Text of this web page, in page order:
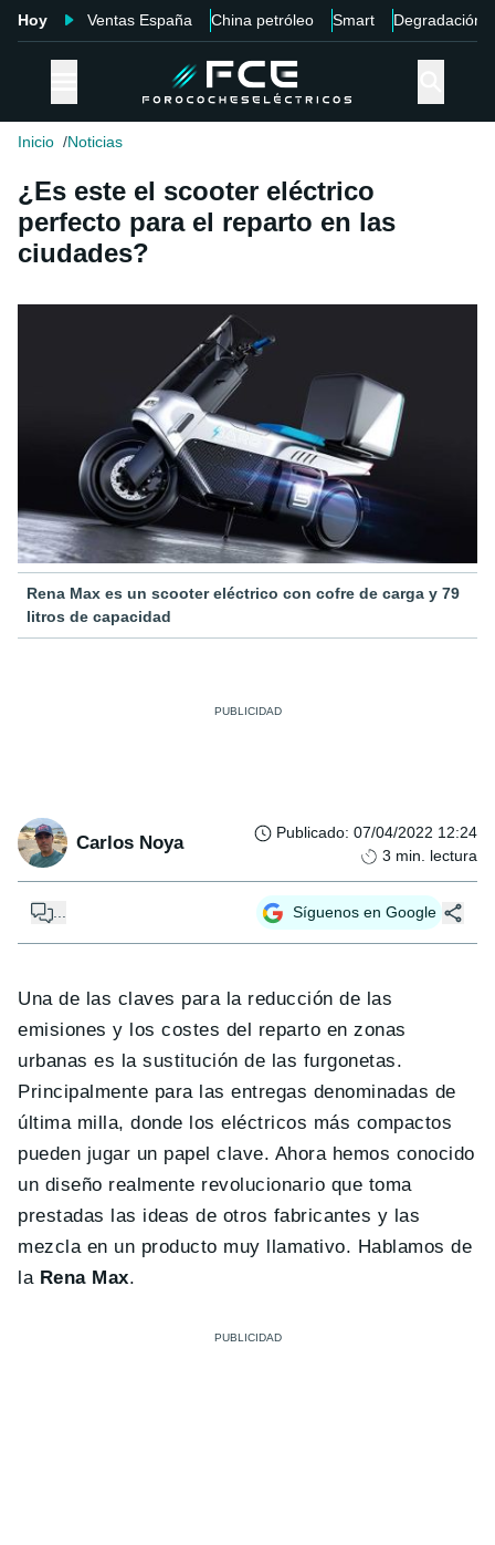
Hoy Ventas España China petróleo Smart Degradación
Inicio Noticias
¿Es este el scooter eléctrico
perfecto para el reparto en las
ciudades?
Rena Max es un scooter eléctrico con cofre de carga y 79
litros de capacidad
Carlos Noya Publicado: 07/04/2022 12:24
3 min. lectura
... Síguenos en Google
Una de las claves para la reducción de las
emisiones y los costes del reparto en zonas
urbanas es la sustitución de las furgonetas.
Principalmente para las entregas denominadas de
última milla, donde los eléctricos más compactos
pueden jugar un papel clave. Ahora hemos conocido
un diseño realmente revolucionario que toma
prestadas las ideas de otros fabricantes y las
mezcla en un producto muy llamativo. Hablamos de
la Rena Max.